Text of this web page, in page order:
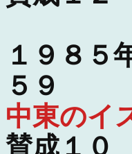
１９８
５９
中東のイ
賛成１